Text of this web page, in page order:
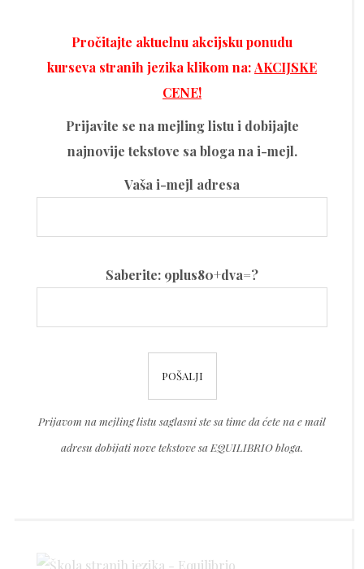
Pročitajte aktuelnu akcijsku ponudu
kurseva stranih jezika klikom na:AKCIJSKE
CENE!
Prijavite se na mejling listu i dobijajte
najnovije tekstove sa bloga na i-mejl.
Vaša i-mejl adresa
leave
Saberite: 9plus80+dva=?
field
empty.
Prijavom na mejling listu saglasni ste sa time da ćete na e mail
adresu dobijati nove tekstove sa EQUILIBRIO bloga.